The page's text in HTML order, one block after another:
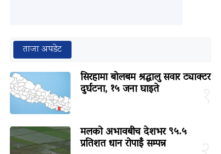
ताजा अपडेट
सिरहामा बोलबम श्रद्धालु सवार ट्याक्टर
दुर्घटना, १५ जना घाइते
मलको अभावबीच देशभर ९५.५
प्रतिशत धान रोपाइँ सम्पन्न